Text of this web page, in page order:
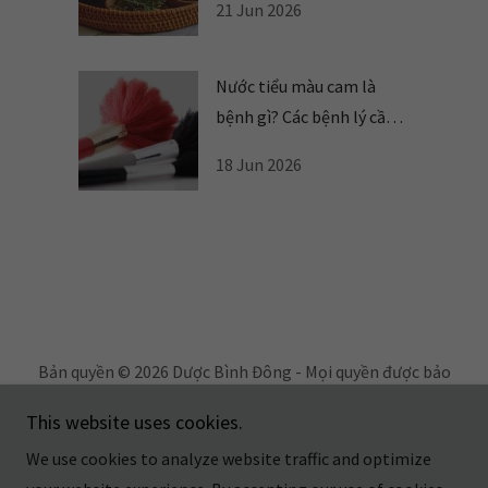
21 Jun 2026
Nước tiểu màu cam là
bệnh gì? Các bệnh lý cần
18 Jun 2026
Bản quyền © 2026 Dược Bình Đông - Mọi quyền được bảo
Powered by
This website uses cookies.
We use cookies to analyze website traffic and optimize